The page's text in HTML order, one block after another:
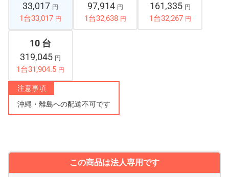
33,017 円
1台33,017 円
97,914 円
1台32,638 円
161,335 円
1台32,267 円
10 台
319,045 円
1台31,904.5 円
注意事項
沖縄・離島への配送不可です
この商品は法人専用です